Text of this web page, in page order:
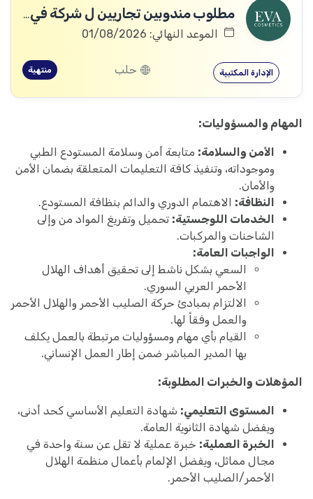
مطلوب مندوبين تجاريين ل شركة في مجال المنتجات الطبية التجميلية
الموعد النهائي: 01/08/2026
الإدارة المكتبية حلب منتهية
المهام والمسؤوليات:
الأمن والسلامة: متابعة أمن وسلامة المستودع الطبي
وموجوداته، وتنفيذ كافة التعليمات المتعلقة بضمان الأمن
والأمان.
النظافة: الاهتمام الدوري والدائم بنظافة المستودع.
الخدمات اللوجستية: تحميل وتفريغ المواد من وإلى
الشاحنات والمركبات.
الواجبات العامة:
السعي بشكل ناشط إلى تحقيق أهداف الهلال
الأحمر العربي السوري.
الالتزام بمبادئ حركة الصليب الأحمر والهلال الأحمر
والعمل وفقاً لها.
القيام بأي مهام ومسؤوليات مرتبطة بالعمل يكلف
بها المدير المباشر ضمن إطار العمل الإنساني.
المؤهلات والخبرات المطلوبة:
المستوى التعليمي: شهادة التعليم الأساسي كحد أدنى،
ويفضل شهادة الثانوية العامة.
الخبرة العملية: خبرة عملية لا تقل عن سنة واحدة في
مجال مماثل، ويفضل الإلمام بأعمال منظمة الهلال
الأحمر/الصليب الأحمر.